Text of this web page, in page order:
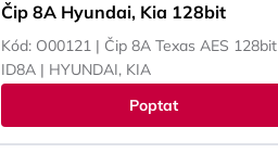
Čip 8A Hyundai, Kia 128bit
Kód: O00121 | Čip 8A Texas AES 128bit
ID8A | HYUNDAI, KIA
Poptat